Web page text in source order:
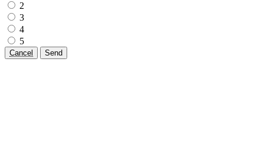
2
3
4
5
Cancel Send